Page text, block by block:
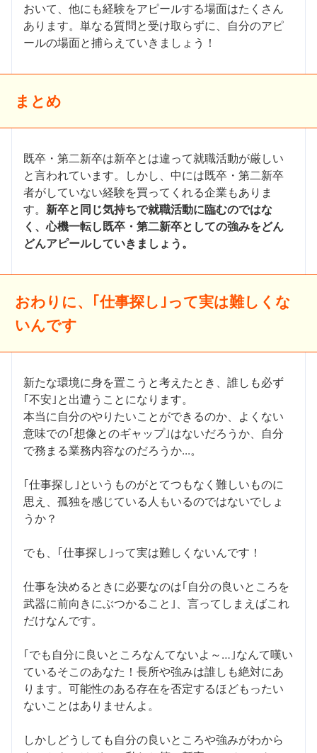
おいて、他にも経験をアピールする場面はたくさん
あります。単なる質問と受け取らずに、自分のアピ
ールの場面と捕らえていきましょう！
まとめ
既卒・第二新卒は新卒とは違って就職活動が厳しい
と言われています。しかし、中には既卒・第二新卒
者がしていない経験を買ってくれる企業もありま
す。 新卒と同じ気持ちで就職活動に臨むのではな
く、心機一転し既卒・第二新卒としての強みをどん
どんアピールしていきましょう。
おわりに、｢仕事探し｣って実は難しくな
いんです
新たな環境に身を置こうと考えたとき、誰しも必ず
｢不安｣と出遭うことになります。
本当に自分のやりたいことができるのか、よくない
意味での｢想像とのギャップ｣はないだろうか、自分
で務まる業務内容なのだろうか...。
｢仕事探し｣というものがとてつもなく難しいものに
思え、孤独を感じている人もいるのではないでしょ
うか？
でも、｢仕事探し｣って実は難しくないんです！
仕事を決めるときに必要なのは｢自分の良いところを
武器に前向きにぶつかること｣、言ってしまえばこれ
だけなんです。
｢でも自分に良いところなんてないよ～…｣なんて嘆い
ているそこのあなた！長所や強みは誰しも絶対にあ
ります。可能性のある存在を否定するほどもったい
ないことはありませんよ。
しかしどうしても自分の良いところや強みがわから